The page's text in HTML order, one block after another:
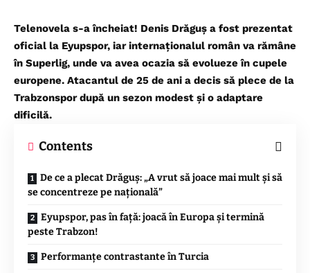
Telenovela s-a încheiat! Denis Drăguș a fost prezentat
oficial la Eyupspor, iar internaționalul român va rămâne
în Superlig, unde va avea ocazia să evolueze în cupele
europene. Atacantul de 25 de ani a decis să plece de la
Trabzonspor după un sezon modest și o adaptare
dificilă.
Contents
De ce a plecat Drăguș: „A vrut să joace mai mult și să
se concentreze pe națională”
Eyupspor, pas în față: joacă în Europa și termină
peste Trabzon!
Performanțe contrastante în Turcia